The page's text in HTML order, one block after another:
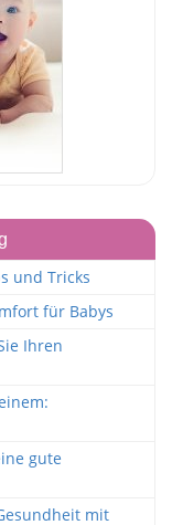
und Tricks
für Babys
Ihren
gute
mit